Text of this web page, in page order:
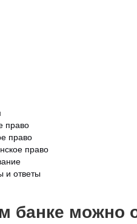
право
право
право
и ответы
банке можно